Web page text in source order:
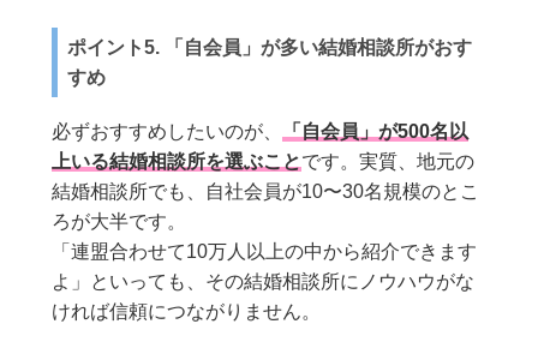
ポイント5. 「自会員」が多い結婚相談所がおす
すめ
必ずおすすめしたいのが、
「自会員」が500名以
上いる結婚相談所を選ぶことです。実質、地元の
結婚相談所でも、自社会員が10〜30名規模のとこ
ろが大半です。
「連盟合わせて10万人以上の中から紹介できます
よ」といっても、その結婚相談所にノウハウがな
ければ信頼につながりません。